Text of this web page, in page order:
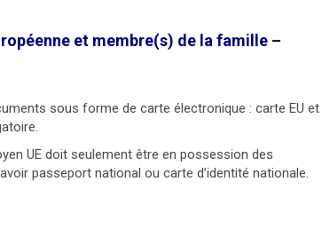
et membre(s) de la famille –
sous forme de carte électronique : carte EU et
UE doit seulement être en possession des
passeport national ou carte d’identité nationale.